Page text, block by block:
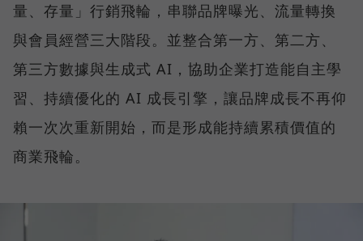
量、存量」行銷飛輪，串聯品牌曝光、流量轉換
與會員經營三大階段。並整合第一方、第二方、
第三方數據與生成式 AI，協助企業打造能自主學
習、持續優化的 AI 成長引擎，讓品牌成長不再仰
賴一次次重新開始，而是形成能持續累積價值的
商業飛輪。